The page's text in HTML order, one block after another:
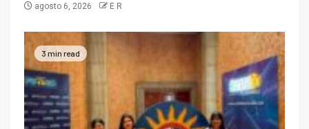
agosto 6, 2026 E R
3 min read